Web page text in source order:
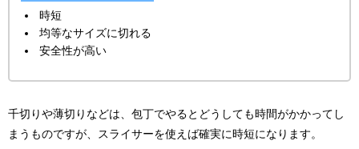
時短
均等なサイズに切れる
安全性が高い
千切りや薄切りなどは、包丁でやるとどうしても時間がかかってし
まうものですが、スライサーを使えば確実に時短になります。